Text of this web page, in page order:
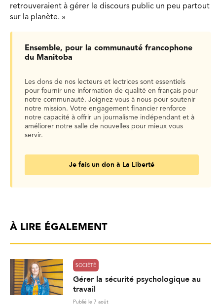
retrouveraient à gérer le discours public un peu partout
sur la planète. »
Ensemble, pour la communauté francophone
du Manitoba
Les dons de nos lecteurs et lectrices sont essentiels
pour fournir une information de qualité en français pour
notre communauté. Joignez-vous à nous pour soutenir
notre mission. Votre engagement financier renforce
notre capacité à offrir un journalisme indépendant et à
améliorer notre salle de nouvelles pour mieux vous
servir.
Je fais un don à La Liberté
À LIRE ÉGALEMENT
SOCIÉTÉ
Gérer la sécurité psychologique au
travail
Publié le 7 août